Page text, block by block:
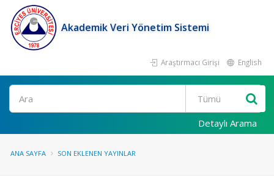
Akademik Veri Yönetim Sistemi
Araştırmacı Girişi English
Ara
Detaylı Arama
ANA SAYFA SON EKLENEN YAYINLAR